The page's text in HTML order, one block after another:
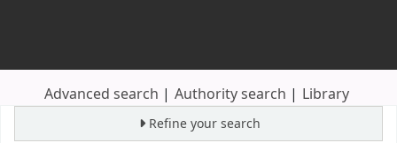
Advanced search Authority search Library
Refine your search